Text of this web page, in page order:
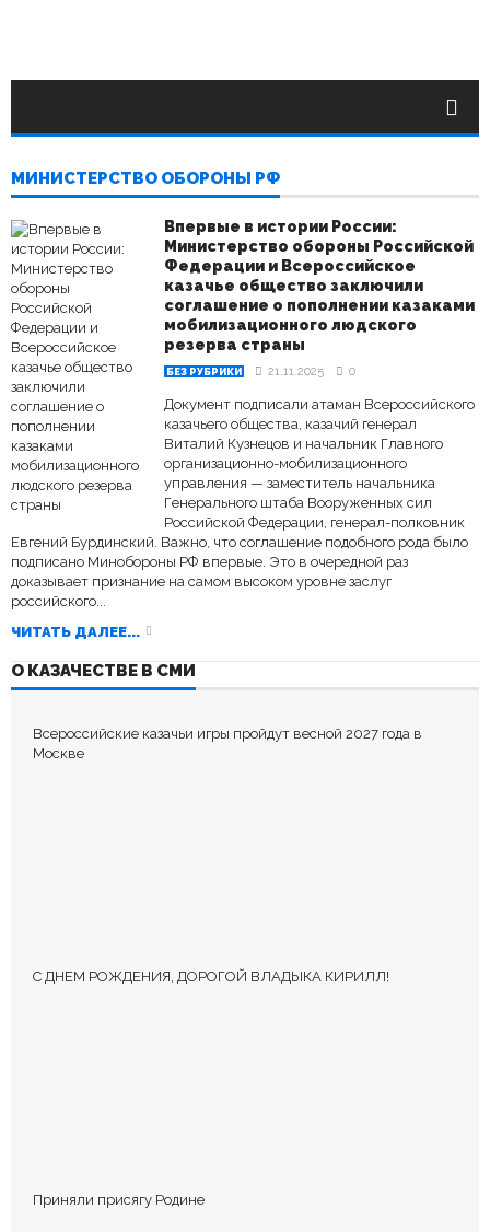
МИНИСТЕРСТВО ОБОРОНЫ РФ
Впервые в истории России:
Министерство обороны Российской
Федерации и Всероссийское
казачье общество заключили
соглашение о пополнении казаками
мобилизационного людского
резерва страны
БЕЗ РУБРИКИ 21.11.2025 0
Документ подписали атаман Всероссийского
казачьего общества, казачий генерал
Виталий Кузнецов и начальник Главного
организационно-мобилизационного
управления — заместитель начальника
Генерального штаба Вооруженных сил
Российской Федерации, генерал-полковник
Евгений Бурдинский. Важно, что соглашение подобного рода было
подписано Минобороны РФ впервые. Это в очередной раз
доказывает признание на самом высоком уровне заслуг
российского...
ЧИТАТЬ ДАЛЕЕ...
О КАЗАЧЕСТВЕ В СМИ
Всероссийские казачьи игры пройдут весной 2027 года в
Москве
С ДНЕМ РОЖДЕНИЯ, ДОРОГОЙ ВЛАДЫКА КИРИЛЛ!
Приняли присягу Родине